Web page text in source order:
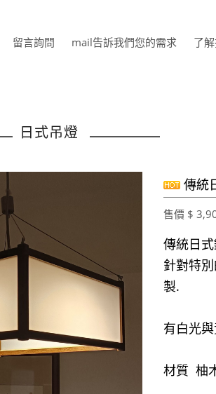
留言詢問 mail告訴我們您的需求 了
日式吊燈
傳統
售價 $
傳統日
針對特
製.
有白光
材質 柚